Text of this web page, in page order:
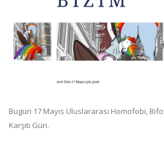
Bugün 17 Mayıs Uluslararası Homofobi,
Karşıtı Gün.